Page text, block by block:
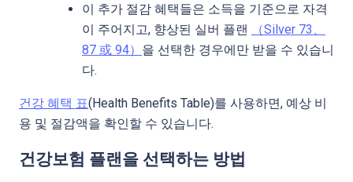
이 추가 절감 혜택들은 소득을 기준으로 자격
이 주어지고, 향상된 실버 플랜
（Silver 73、
87 或 94） 을 선택한 경우에만 받을 수 있습니
다.
건강 혜택 표(Health Benefits Table)를 사용하면, 예상 비
용 및 절감액을 확인할 수 있습니다.
건강보험 플랜을 선택하는 방법